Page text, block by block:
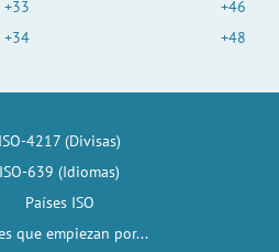
+33
+34
+46
+48
ISO-4217 (Divisas)
ISO-639 (Idiomas)
Países ISO
que empiezan por...